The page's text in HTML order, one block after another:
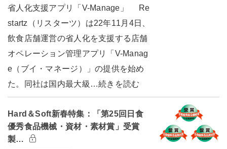
省人化支援アプリ「V-Manage」 Re
startz（リスターツ）は22年11月4日、
飲食店舗運営の省人化を支援する店舗
オペレーション管理アプリ「V-Manag
e（ブイ・マネージ）」の提供を始め
た。同社は国内最大級…続きを読む
Hard＆Soft新春特集：「第25回日食
優秀食品機械・資材・素材賞」受賞
製…